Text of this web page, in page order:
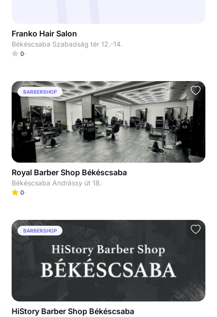
Franko Hair Salon
Békéscsaba Szabadság tér 12.-14.
0
BARBERSHOP
Royal Barber Shop Békéscsaba
Békéscsaba Andrássy út 18.
0
BARBERSHOP
HiStory Barber Shop Békéscsaba